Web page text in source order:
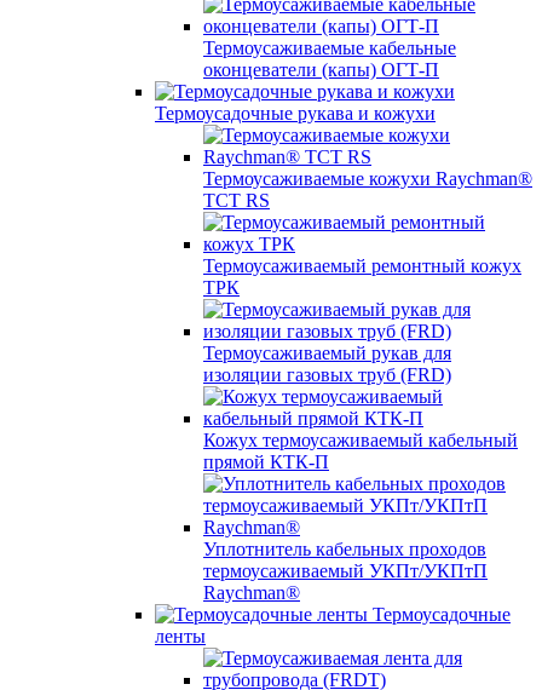
Термоусаживаемые кабельные
оконцеватели (капы) ОГТ-П
Термоусадочные рукава и кожухи
Термоусаживаемые кожухи Raychman®
TCT RS
Термоусаживаемый ремонтный кожух
ТРК
Термоусаживаемый рукав для
изоляции газовых труб (FRD)
Кожух термоусаживаемый кабельный
прямой КТК-П
Уплотнитель кабельных проходов
термоусаживаемый УКПт/УКПтП
Raychman®
Термоусадочные
ленты